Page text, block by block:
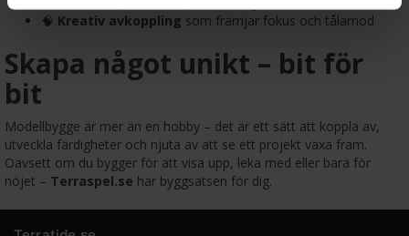
🧠 Kreativ avkoppling som främjar fokus och tålamod
Skapa något unikt – bit för
bit
Modellbygge är mer än en hobby – det är ett sätt att koppla av,
utveckla färdigheter och njuta av att se ett projekt växa fram.
Oavsett om du bygger för att visa upp, leka med eller bara för
nöjet – Terraspel.se har byggsatsen för dig.